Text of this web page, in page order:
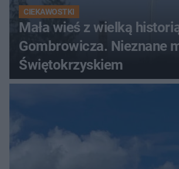
CIEKAWOSTKI
Mała wieś z wielką
Gombrowicza. Nieznane
Świętokrzyskiem